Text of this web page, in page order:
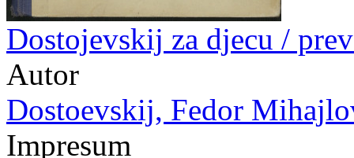
Dostojevskij za djecu /
Autor
Dostoevskij, Fedor
Impresum